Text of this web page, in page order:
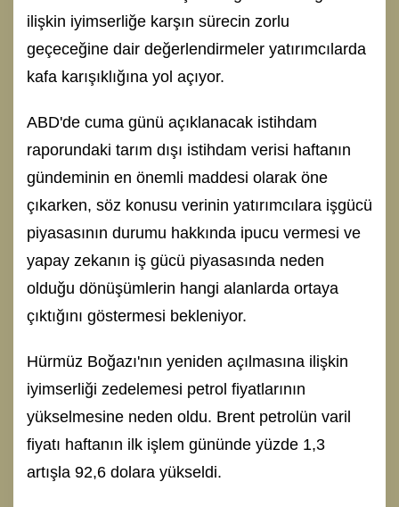
ilişkin iyimserliğe karşın sürecin zorlu
geçeceğine dair değerlendirmeler yatırımcılarda
kafa karışıklığına yol açıyor.
ABD'de cuma günü açıklanacak istihdam
raporundaki tarım dışı istihdam verisi haftanın
gündeminin en önemli maddesi olarak öne
çıkarken, söz konusu verinin yatırımcılara işgücü
piyasasının durumu hakkında ipucu vermesi ve
yapay zekanın iş gücü piyasasında neden
olduğu dönüşümlerin hangi alanlarda ortaya
çıktığını göstermesi bekleniyor.
Hürmüz Boğazı'nın yeniden açılmasına ilişkin
iyimserliği zedelemesi petrol fiyatlarının
yükselmesine neden oldu. Brent petrolün varil
fiyatı haftanın ilk işlem gününde yüzde 1,3
artışla 92,6 dolara yükseldi.